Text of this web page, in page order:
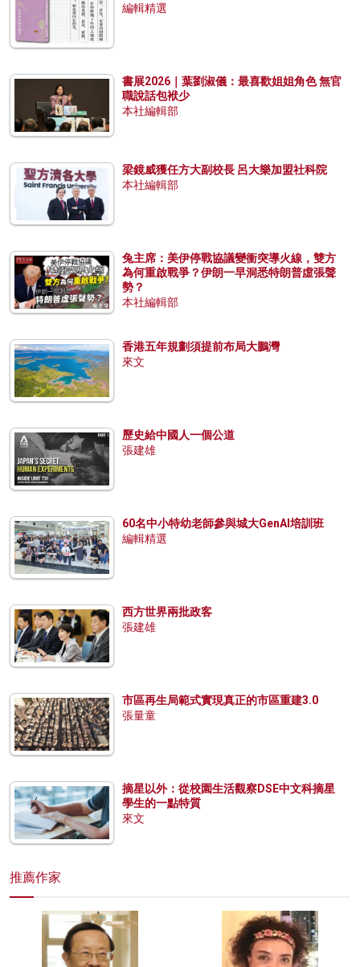
編輯精選
書展2026｜葉劉淑儀：最喜歡姐姐角色 無官
職說話包袱少
本社編輯部
梁鏡威獲任方大副校長 呂大樂加盟社科院
本社編輯部
兔主席：美伊停戰協議變衝突導火線，雙方
為何重啟戰爭？伊朗一早洞悉特朗普虛張聲
勢？
本社編輯部
香港五年規劃須提前布局大鵬灣
來文
歷史給中國人一個公道
張建雄
60名中小特幼老師參與城大GenAI培訓班
編輯精選
西方世界兩批政客
張建雄
市區再生局範式實現真正的市區重建3.0
張量童
摘星以外：從校園生活觀察DSE中文科摘星
學生的一點特質
來文
推薦作家